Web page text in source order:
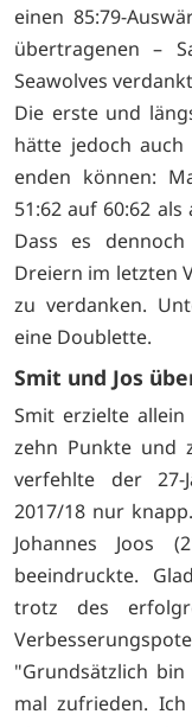
einen 85:79-
übertragenen –
Seawolves
Die erste und
hätte jedoch
enden können:
51:62 auf 60:62
Dass es
Dreiern im letzten
zu verdanken.
eine Doublette.
Smit und Jos
Smit erzielte
zehn Punkte und
verfehlte der 27-
2017/18 nur
Johannes Joos
beeindruckte.
trotz des
"Grundsätzlich
mal zufrieden.